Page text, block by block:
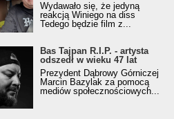
Wydawało się, że jedyną
reakcją Winiego na diss
Tedego będzie film z...
Bas Tajpan R.I.P. - artysta
odszedł w wieku 47 lat
Prezydent Dąbrowy Górniczej
Marcin Bazylak za pomocą
mediów społecznościowych...